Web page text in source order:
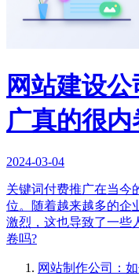
网站建设
广真的很内
2024-03-04
关键词付费推广在当今
位。随着越来越多的企
激烈，这也导致了一些
卷吗?
网站制作公司：